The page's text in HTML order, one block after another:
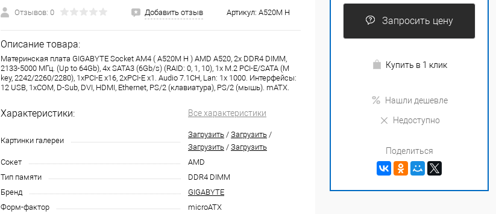
Отзывов: 0 Добавить отзыв Артикул: A520M H
Описание товара:
Материнская плата GIGABYTE Socket AM4 ( A520M H ) AMD A520, 2x DDR4 DIMM,
2133-5000 МГц. (Up to 64Gb), 4x SATA3 (6Gb/s) (RAID: 0, 1, 10), 1x M.2 PCI-E/SATA (M
key, 2242/2260/2280), 1xPCI-E x16, 2xPCI-E x1. Audio 7.1CH, Lan: 1x 1000. Интерфейсы:
12 USB, 1xCOM, D-Sub, DVI, HDMI, Ethernet, PS/2 (клавиатура), PS/2 (мышь). mATX.
Характеристики: Все характеристики
Картинки галереи
Загрузить / Загрузить /
Загрузить / Загрузить
Сокет
AMD
Тип памяти
DDR4 DIMM
Бренд
GIGABYTE
Форм-фактор
microATX
Запросить цену
Купить в 1 клик
Нашли дешевле
Недоступно
Поделиться